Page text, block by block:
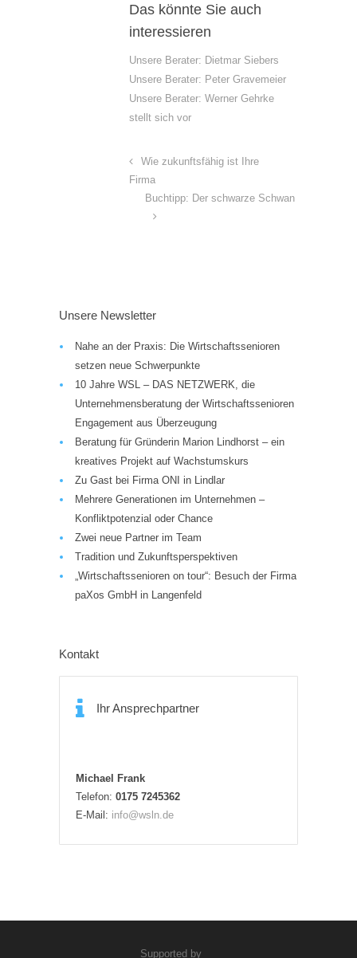
Das könnte Sie auch
interessieren
Unsere Berater: Dietmar Siebers
Unsere Berater: Peter Gravemeier
Unsere Berater: Werner Gehrke
stellt sich vor
Wie zukunftsfähig ist Ihre
Firma
Buchtipp: Der schwarze Schwan
Unsere Newsletter
Nahe an der Praxis: Die Wirtschaftssenioren
setzen neue Schwerpunkte
10 Jahre WSL – DAS NETZWERK, die
Unternehmensberatung der Wirtschaftssenioren
Engagement aus Überzeugung
Beratung für Gründerin Marion Lindhorst – ein
kreatives Projekt auf Wachstumskurs
Zu Gast bei Firma ONI in Lindlar
Mehrere Generationen im Unternehmen –
Konfliktpotenzial oder Chance
Zwei neue Partner im Team
Tradition und Zukunftsperspektiven
„Wirtschaftssenioren on tour“: Besuch der Firma
paXos GmbH in Langenfeld
Kontakt
Ihr Ansprechpartner
Michael Frank
Telefon: 0175 7245362
E-Mail: info@wsln.de
Supported by